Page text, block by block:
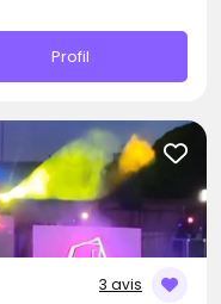
Profil
3 avis